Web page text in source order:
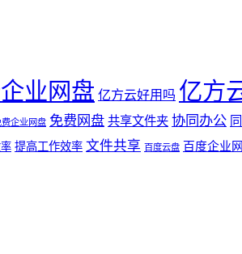
业网盘 亿方云好用吗 亿方
费企业网盘 免费网盘 共享文件夹 协同办公
提高工作效率 文件共享 百度云盘 百度企业